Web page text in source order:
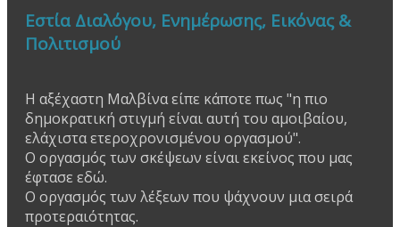
Εστία Διαλόγου, Ενημέρωσης, Εικόνας &
Πολιτισμού
Η αξέχαστη Μαλβίνα είπε κάποτε πως "η πιο
δημοκρατική στιγμή είναι αυτή του αμοιβαίου,
ελάχιστα ετεροχρονισμένου οργασμού".
Ο οργασμός των σκέψεων είναι εκείνος που μας
έφτασε εδώ.
Ο οργασμός των λέξεων που ψάχνουν μια σειρά
προτεραιότητας.